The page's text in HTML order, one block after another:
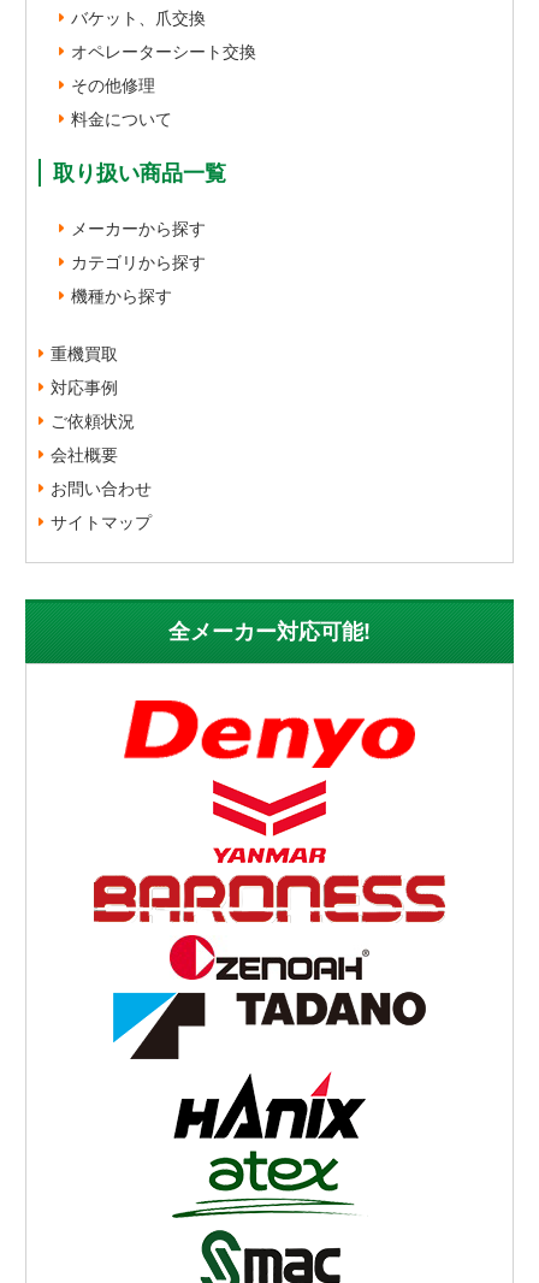
バケット、爪交換
オペレーターシート交換
その他修理
料金について
取り扱い商品一覧
メーカーから探す
カテゴリから探す
機種から探す
重機買取
対応事例
ご依頼状況
会社概要
お問い合わせ
サイトマップ
全メーカー対応可能!